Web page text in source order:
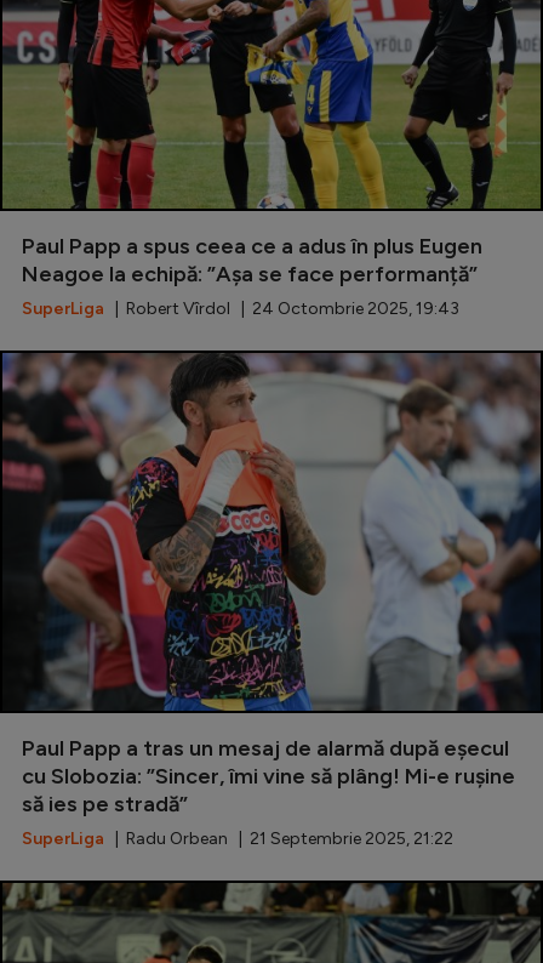
Clasamente
Tenis
Handbal
Natație
Formula 1
Auto
Rugby
Ciclism
Alte sporturi
JO 2024
JO 2026
Intră în cont
Creează cont
Paul Papp a spus ceea ce a adus în plus Eugen
Neagoe la echipă: ”Așa se face performanță”
SuperLiga | Robert Vîrdol | 24 Octombrie 2025, 19:43
Paul Papp a tras un mesaj de alarmă după eșecul
cu Slobozia: ”Sincer, îmi vine să plâng! Mi-e rușine
să ies pe stradă”
SuperLiga | Radu Orbean | 21 Septembrie 2025, 21:22